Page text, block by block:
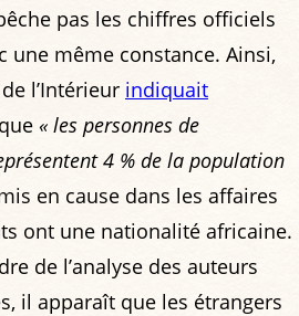
pas les chiffres officiels
une même constance. Ainsi,
l’Intérieur indiquait
« les personnes de
4 % de la population
en cause dans les affaires
ont une nationalité africaine.
de l’analyse des auteurs
il apparaît que les étrangers